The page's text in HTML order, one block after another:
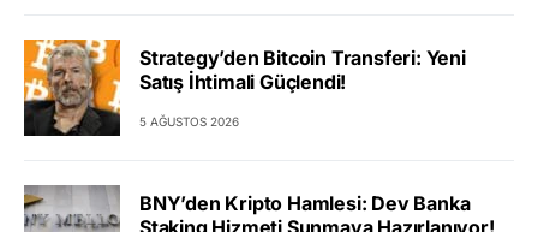
Strategy’den Bitcoin Transferi: Yeni
Satış İhtimali Güçlendi!
5 AĞUSTOS 2026
BNY’den Kripto Hamlesi: Dev Banka
Staking Hizmeti Sunmaya Hazırlanıyor!